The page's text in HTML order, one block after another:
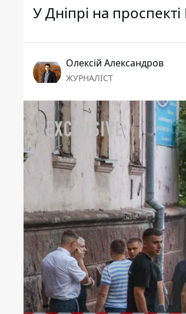
У Дніпрі на
Олексій Александров
ЖУРНАЛІСТ